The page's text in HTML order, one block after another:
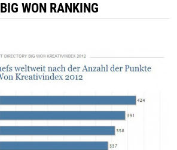
BIG WON RANKING